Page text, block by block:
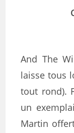
And The
laisse tous
tout rond).
un
Martin